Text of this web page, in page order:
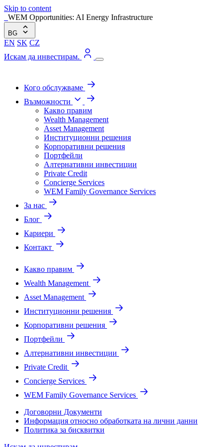
Skip to content
WEM Opportunities: AI Energy Infrastructure
BG
EN SK CZ
Искам да инвестирам.
Кого обслужваме
Възможности
Какво правим
Wealth Management
Asset Management
Институционни решения
Корпоративни решения
Портфейли
Алтернативни инвестиции
Private Credit
Concierge Services
WEM Family Governance Services
За нас
Блог
Кариери
Контакт
Какво правим
Wealth Management
Asset Management
Институционни решения
Корпоративни решения
Портфейли
Алтернативни инвестиции
Private Credit
Concierge Services
WEM Family Governance Services
Договорни Документи
Информация относно обработката на лични данни
Политика за бисквитки